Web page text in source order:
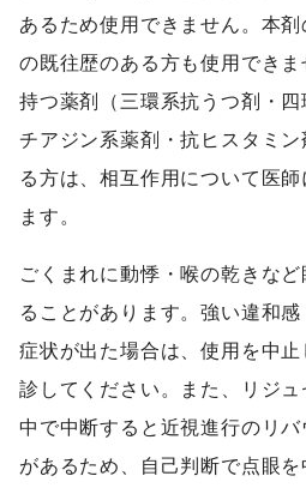
あるため使用できません。本
の既往歴のある方も使用でき
持つ薬剤（三環系抗うつ剤・
チアジン系薬剤・抗ヒスタミ
る方は、相互作用について医
ます。
ごくまれに動悸・喉の乾きな
ることがあります。強い違和
症状が出た場合は、使用を中
診してください。また、リジ
中で中断すると近視進行のリ
があるため、自己判断で点眼